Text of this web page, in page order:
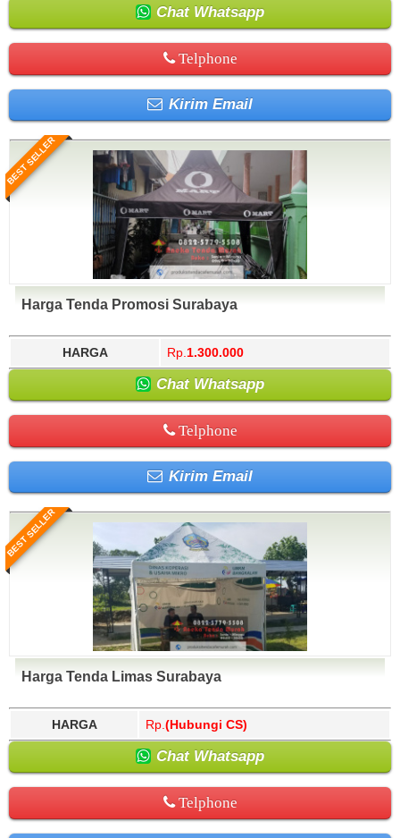
Chat Whatsapp
Telphone
Kirim Email
BEST SELLER
Harga Tenda Promosi Surabaya
HARGA Rp. 1.300.000
Chat Whatsapp
Telphone
Kirim Email
BEST SELLER
Harga Tenda Limas Surabaya
HARGA Rp. (Hubungi CS)
Chat Whatsapp
Telphone